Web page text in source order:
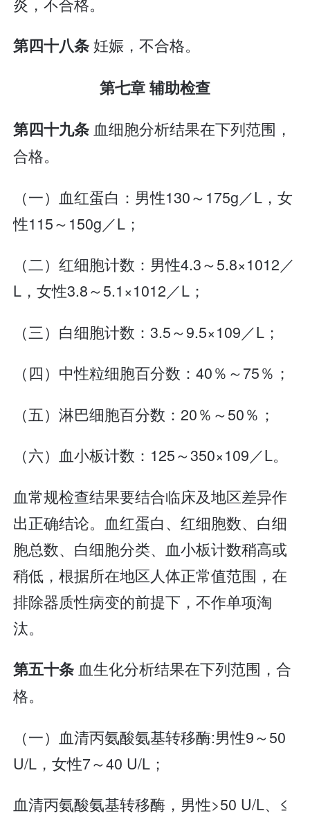
第四十八条妊娠，不合格。
第七章 辅助检查
第四十九条血细胞分析结果在下列范围，
合格。
（一）血红蛋白：男性130～175g／L，女
性115～150g／L；
（二）红细胞计数：男性4.3～5.8×1012／
L，女性3.8～5.1×1012／L；
（三）白细胞计数：3.5～9.5×109／L；
（四）中性粒细胞百分数：40％～75％；
（五）淋巴细胞百分数：20％～50％；
（六）血小板计数：125～350×109／L。
血常规检查结果要结合临床及地区差异作
出正确结论。血红蛋白、红细胞数、白细
胞总数、白细胞分类、血小板计数稍高或
稍低，根据所在地区人体正常值范围，在
排除器质性病变的前提下，不作单项淘
汰。
第五十条血生化分析结果在下列范围，合
格。
（一）血清丙氨酸氨基转移酶:男性9～50
U/L，女性7～40 U/L；
血清丙氨酸氨基转移酶，男性>50 U/L、≤